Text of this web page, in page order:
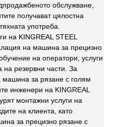
обслужване,
получават цялостна
употреба.
на KINGREAL STEEL
на машина за прецизно
на оператори, услуги
на резервни части. За
машина за рязане с голям
инженери на KINGREAL
монтажни услуги на
на клиента, като
за прецизно рязане с